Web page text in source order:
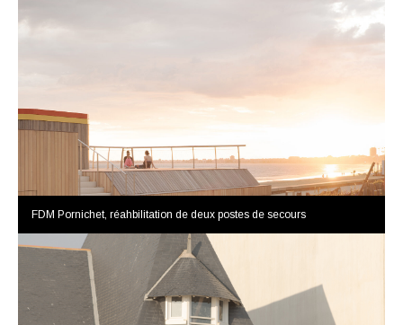
FDM Pornichet, réahbilitation de deux postes de secours